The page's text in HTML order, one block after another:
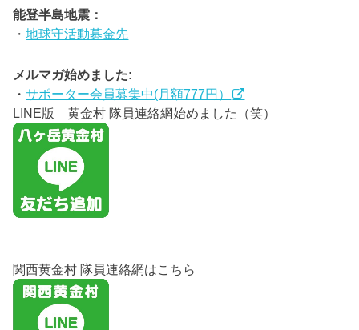
能登半島地震：
・地球守活動募金先
メルマガ始めました:
・サポーター会員募集中(月額777円）
LINE版 黄金村 隊員連絡網始めました（笑）
関西黄金村 隊員連絡網はこちら